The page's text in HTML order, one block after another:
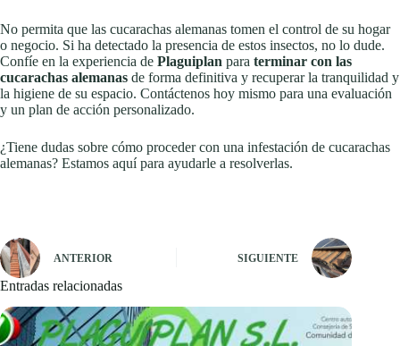
No permita que las cucarachas alemanas tomen el control de su hogar
o negocio. Si ha detectado la presencia de estos insectos, no lo dude.
Confíe en la experiencia de Plaguiplan para terminar con las
cucarachas alemanas de forma definitiva y recuperar la tranquilidad y
la higiene de su espacio. Contáctenos hoy mismo para una evaluación
y un plan de acción personalizado.
¿Tiene dudas sobre cómo proceder con una infestación de cucarachas
alemanas? Estamos aquí para ayudarle a resolverlas.
ANTERIOR SIGUIENTE
Entradas relacionadas